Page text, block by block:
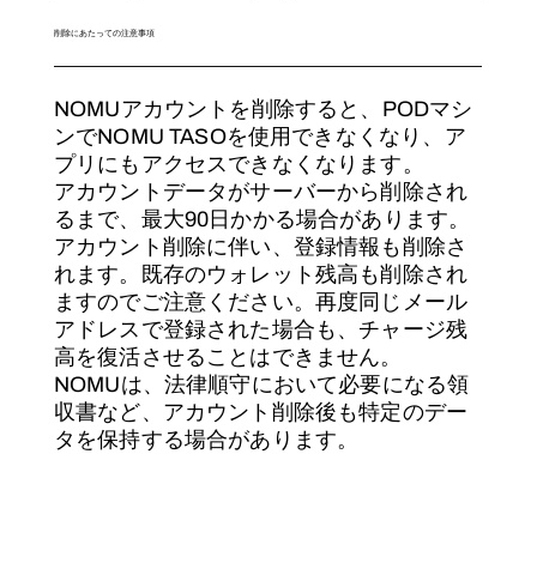
削除にあたっての注意事項
NOMUアカウントを削除すると、PODマシ
ンでNOMU TASOを使用できなくなり、ア
プリにもアクセスできなくなります。
アカウントデータがサーバーから削除され
るまで、最大90日かかる場合があります。
アカウント削除に伴い、登録情報も削除さ
れます。既存のウォレット残高も削除され
ますのでご注意ください。再度同じメール
アドレスで登録された場合も、チャージ残
高を復活させることはできません。
NOMUは、法律順守において必要になる領
収書など、アカウント削除後も特定のデー
タを保持する場合があります。